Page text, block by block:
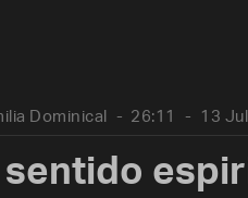
Dominical 26:11 13
sentido